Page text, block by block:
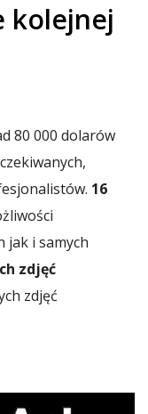
kolejnej
80 000 dolarów
16
jak i samych
zdjęć
zdjęć